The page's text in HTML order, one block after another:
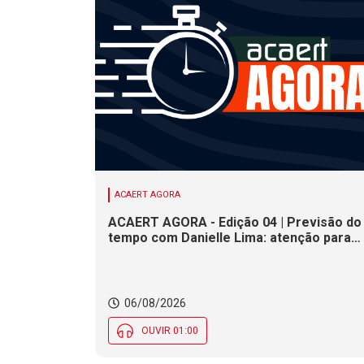
ACAERT AGORA
ACAERT AGORA - Edição 04 | Previsão do
tempo com Danielle Lima: atenção para
06/08/2026
OUVIR 01:00